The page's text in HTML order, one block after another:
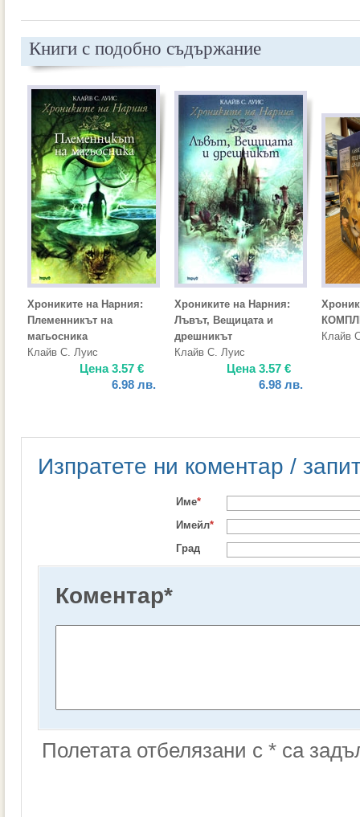
Книги с подобно съдържание
Хрониките на Нарния:
Племенникът на
магьосника
Клайв С. Луис
Цена3.57 €
6.98 лв.
Хрониките на Нарния:
Лъвът, Вещицата и
дрешникът
Клайв С. Луис
Цена3.57 €
6.98 лв.
Клайв
Изпратете ни коментар /
Име*
Имейл*
Град
Коментар*
Полетата отбелязани с * са